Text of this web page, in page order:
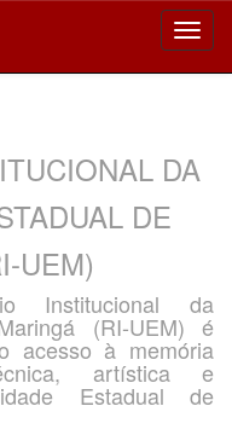
DA
DE
UEM)
Institucional da
(RI-UEM) é
acesso à memória
artística e
Estadual de